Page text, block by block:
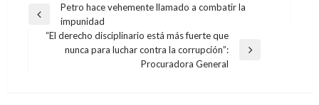
Navegación
entradas
Entrada
anterior
Petro hace vehemente llamado a combatir la
impunidad
Entrada
“El derecho disciplinario está más fuerte que
nunca para luchar contra la corrupción”:
Procuradora General